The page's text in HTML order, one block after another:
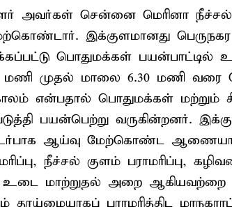
அவர்கள் சென்னை மெரினா நீச்சல்
இக்குளமானது
பொதுமக்கள்
முதல் மாலை 6.30 மணி வரை
என்பதால் பொதுமக்கள் மற்றும்
பயன்பெற்று வருகின்றனர்.
ஆய்வு மேற்கொண்ட
நீச்சல் குளம் பராமரிப்பு,
மாற்றுதல் அறை ஆகியவற்றை
தூய்மையாகப் பராமரித்திட